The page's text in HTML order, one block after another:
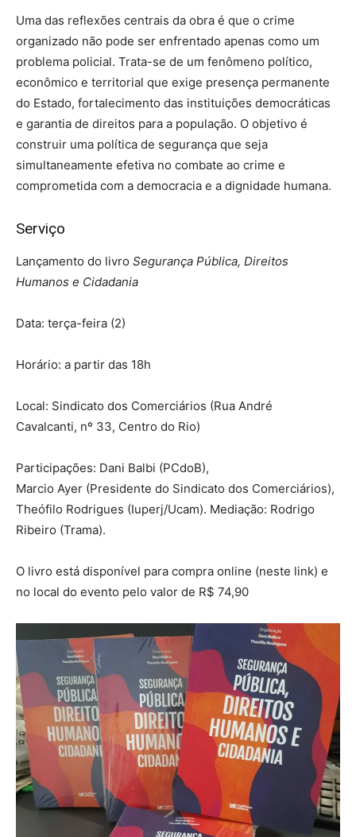
Uma das reflexões centrais da obra é que o crime
organizado não pode ser enfrentado apenas como um
problema policial. Trata-se de um fenômeno político,
econômico e territorial que exige presença permanente
do Estado, fortalecimento das instituições democráticas
e garantia de direitos para a população. O objetivo é
construir uma política de segurança que seja
simultaneamente efetiva no combate ao crime e
comprometida com a democracia e a dignidade humana.
Serviço
Lançamento do livro Segurança Pública, Direitos
Humanos e Cidadania
Data: terça-feira (2)
Horário: a partir das 18h
Local: Sindicato dos Comerciários (Rua André
Cavalcanti, nº 33, Centro do Rio)
Participações: Dani Balbi (PCdoB),
Marcio Ayer (Presidente do Sindicato dos Comerciários),
Theófilo Rodrigues (Iuperj/Ucam). Mediação: Rodrigo
Ribeiro (Trama).
O livro está disponível para compra online (neste link) e
no local do evento pelo valor de R$ 74,90